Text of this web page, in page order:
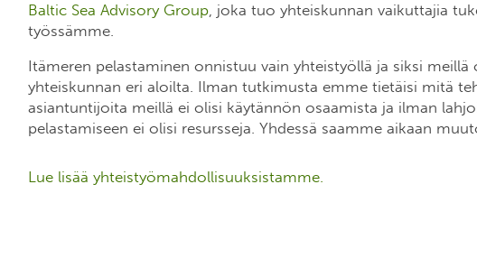
Baltic Sea Advisory Group, joka tuo yhteiskunnan vaikuttajia
työssämme.
Itämeren pelastaminen onnistuu vain yhteistyöllä ja siksi
yhteiskunnan eri aloilta. Ilman tutkimusta emme tietäisi mitä
asiantuntijoita meillä ei olisi käytännön osaamista ja ilman
pelastamiseen ei olisi resursseja. Yhdessä saamme aikaan
Lue lisää yhteistyömahdollisuuksistamme.